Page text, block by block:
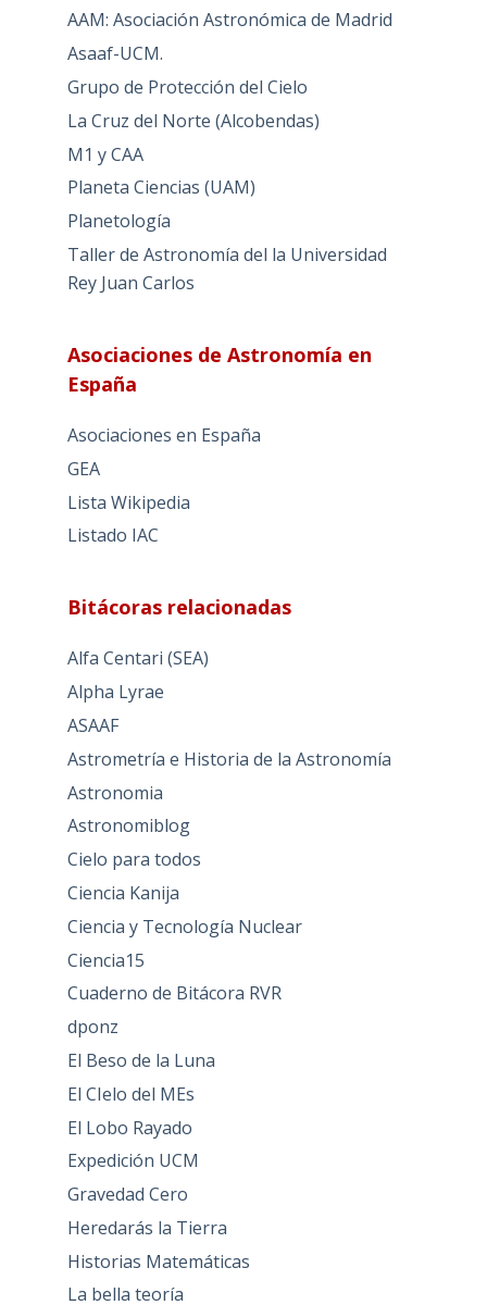
AAM: Asociación Astronómica de Madrid
Asaaf-UCM.
Grupo de Protección del Cielo
La Cruz del Norte (Alcobendas)
M1 y CAA
Planeta Ciencias (UAM)
Planetología
Taller de Astronomía del la Universidad
Rey Juan Carlos
Asociaciones de Astronomía en
España
Asociaciones en España
GEA
Lista Wikipedia
Listado IAC
Bitácoras relacionadas
Alfa Centari (SEA)
Alpha Lyrae
ASAAF
Astrometría e Historia de la Astronomía
Astronomia
Astronomiblog
Cielo para todos
Ciencia Kanija
Ciencia y Tecnología Nuclear
Ciencia15
Cuaderno de Bitácora RVR
dponz
El Beso de la Luna
El CIelo del MEs
El Lobo Rayado
Expedición UCM
Gravedad Cero
Heredarás la Tierra
Historias Matemáticas
La bella teoría